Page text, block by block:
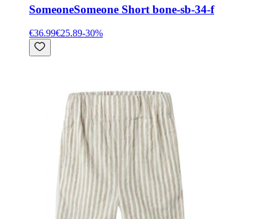
SomeoneSomeone Short bone-sb-34-f
€36.99€25.89-30%